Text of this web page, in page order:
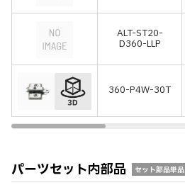
ALT-ST20-
D360-LLP
360-P4W-30T
パーツセット内部品 セット部品単品